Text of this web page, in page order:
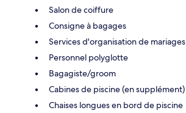
Salon de coiffure
Consigne à bagages
Services d'organisation de mariages
Personnel polyglotte
Bagagiste/groom
Cabines de piscine (en supplément)
Chaises longues en bord de piscine